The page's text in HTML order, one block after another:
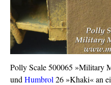
Polly Scale 500065 »Military
und Humbrol 26 »Khaki« an